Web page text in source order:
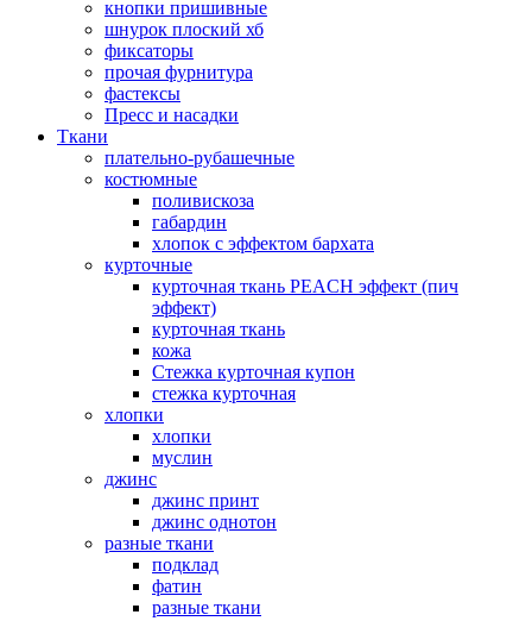
кнопки пришивные
шнурок плоский хб
фиксаторы
прочая фурнитура
фастексы
Пресс и насадки
Ткани
плательно-рубашечные
костюмные
поливискоза
габардин
хлопок с эффектом бархата
курточные
курточная ткань PEACH эффект (пич
эффект)
курточная ткань
кожа
Стежка курточная купон
стежка курточная
хлопки
хлопки
муслин
джинс
джинс принт
джинс однотон
разные ткани
подклад
фатин
разные ткани